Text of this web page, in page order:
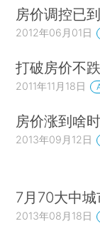
房价调控已
2012年06月01日
打破房价不
2011年11月18日
房价涨到啥
2013年09月12日
7月70大中
2013年08月18日